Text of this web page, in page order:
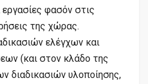
φασόν στις
της χώρας.
ελέγχων και
(και στον κλάδο της
διαδικασιών υλοποίησης,